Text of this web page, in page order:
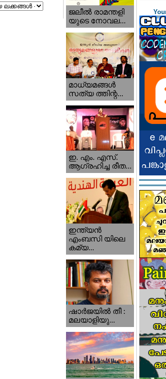
ജലീല്‍ രാമന്തളി
യുടെ നോവല...
മാധ്യമങ്ങള്‍
സത്യ ത്തിന്റ...
ഇ. എം. എസ്.
ആഗ്രഹിച്ച രീത...
ഇന്ത്യന്‍
എംബസി യിലെ
കമ്യ...
ഷാര്‍ജയില്‍ തീ :
മലയാളിയു...